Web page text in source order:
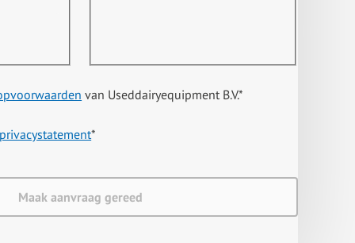
van Useddairyequipment B.V.*
privacystatement*
Maak aanvraag gereed